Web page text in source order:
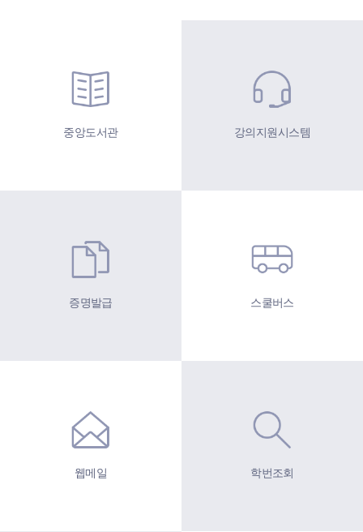
중앙도서관 강의지원시스템
증명발급 스쿨버스
웹메일 학번조회